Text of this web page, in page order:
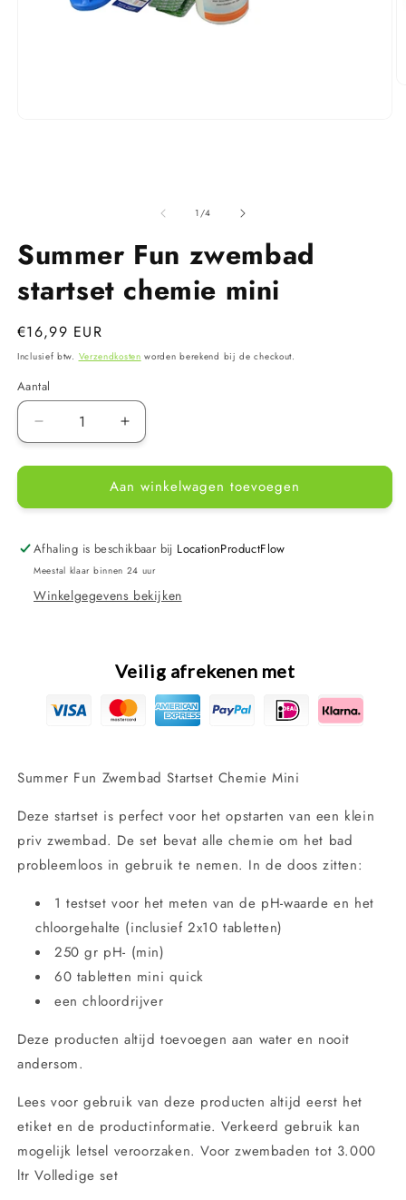
1/van
4
Summer Fun zwembad
startset chemie mini
Normale
prijs
€16,99 EUR
Inclusief btw. Verzendkosten worden berekend bij de checkout.
Aantal
Aantal
verlagen
voor
Fun
startset
chemie
Aantal
verhogen
voor
Summer
Fun
startset
Aan winkelwagen toevoegen
Afhaling is beschikbaar bij LocationProductFlow
Meestal klaar binnen 24 uur
Winkelgegevens bekijken
Veilig afrekenen met
Summer Fun Zwembad Startset Chemie Mini
Deze startset is perfect voor het opstarten van een klein
priv zwembad. De set bevat alle chemie om het bad
probleemloos in gebruik te nemen. In de doos zitten:
1 testset voor het meten van de pH-waarde en het
chloorgehalte (inclusief 2x10 tabletten)
250 gr pH- (min)
60 tabletten mini quick
een chloordrijver
Deze producten altijd toevoegen aan water en nooit
andersom.
Lees voor gebruik van deze producten altijd eerst het
etiket en de productinformatie. Verkeerd gebruik kan
mogelijk letsel veroorzaken. Voor zwembaden tot 3.000
ltr Volledige set